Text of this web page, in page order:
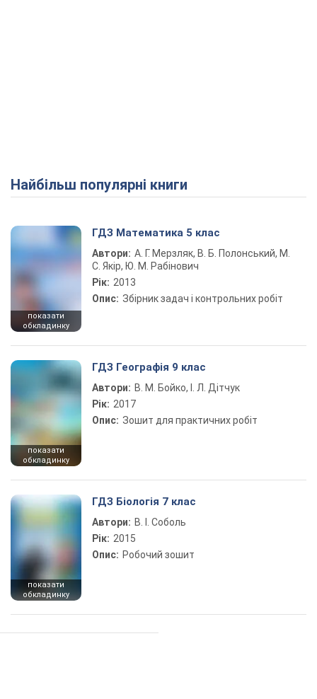
Найбільш популярні книги
показати
обкладинку
ГДЗ Математика 5 клас
Автори: А. Г. Мерзляк, В. Б. Полонський, М.
С. Якір, Ю. М. Рабінович
Рік: 2013
Опис: Збірник задач і контрольних робіт
показати
обкладинку
ГДЗ Географія 9 клас
Автори: В. М. Бойко, І. Л. Дітчук
Рік: 2017
Опис: Зошит для практичних робіт
показати
обкладинку
ГДЗ Біологія 7 клас
Автори: В. І. Соболь
Рік: 2015
Опис: Робочий зошит